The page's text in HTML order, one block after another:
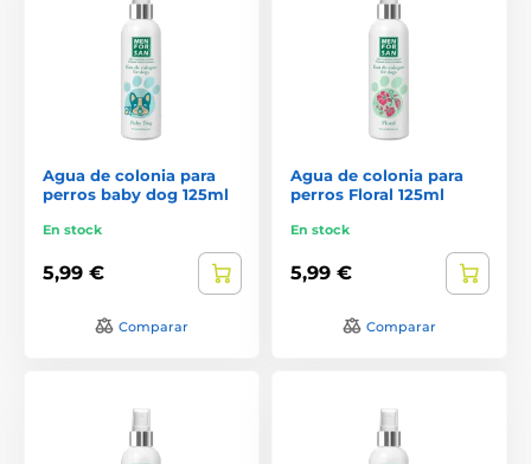
Agua de colonia para
perros baby dog 125ml
En stock
5,99 €
Comparar
Agua de colonia para
perros Floral 125ml
En stock
5,99 €
Comparar